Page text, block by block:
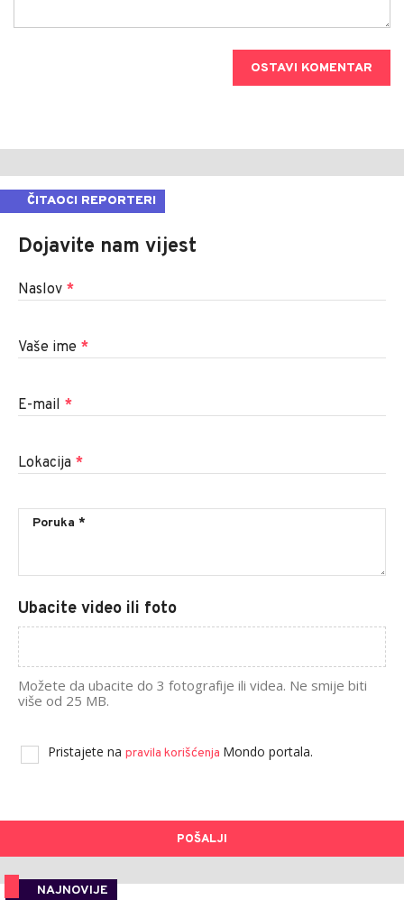
OSTAVI KOMENTAR
ČITAOCI REPORTERI
Dojavite nam vijest
Naslov *
Vaše ime *
E-mail *
Lokacija *
Ubacite video ili foto
Možete da ubacite do 3 fotografije ili videa. Ne smije biti
više od 25 MB.
Pristajete na pravila korišćenja Mondo portala.
POŠALJI
NAJNOVIJE